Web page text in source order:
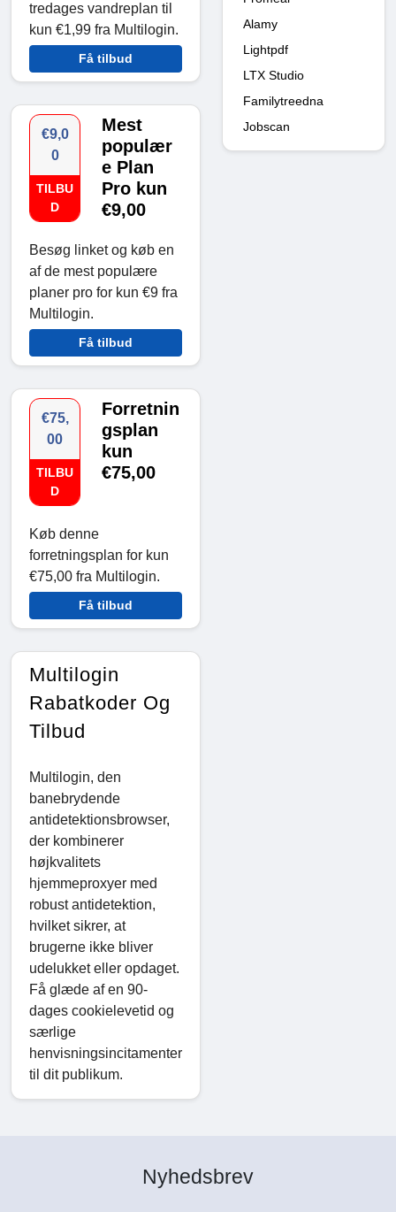
tredages vandreplan til
kun €1,99 fra Multilogin.
Få tilbud
€9,0
0
TILBU
D
Mest
populær
e Plan
Pro kun
€9,00
Besøg linket og køb en
af ​​de mest populære
planer pro for kun €9 fra
Multilogin.
Få tilbud
€75,
00
TILBU
D
Forretnin
gsplan
kun
€75,00
Køb denne
forretningsplan for kun
€75,00 fra Multilogin.
Få tilbud
Multilogin
Rabatkoder Og
Tilbud
Multilogin, den
banebrydende
antidetektionsbrowser,
der kombinerer
højkvalitets
hjemmeproxyer med
robust antidetektion,
hvilket sikrer, at
brugerne ikke bliver
udelukket eller opdaget.
Få glæde af en 90-
dages cookielevetid og
særlige
henvisningsincitamenter
til dit publikum.
Alamy
Lightpdf
LTX Studio
Familytreedna
Jobscan
Nyhedsbrev